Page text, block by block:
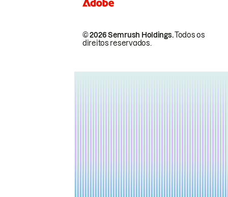
© 2026 Semrush Holdings.Todos os
direitos reservados.